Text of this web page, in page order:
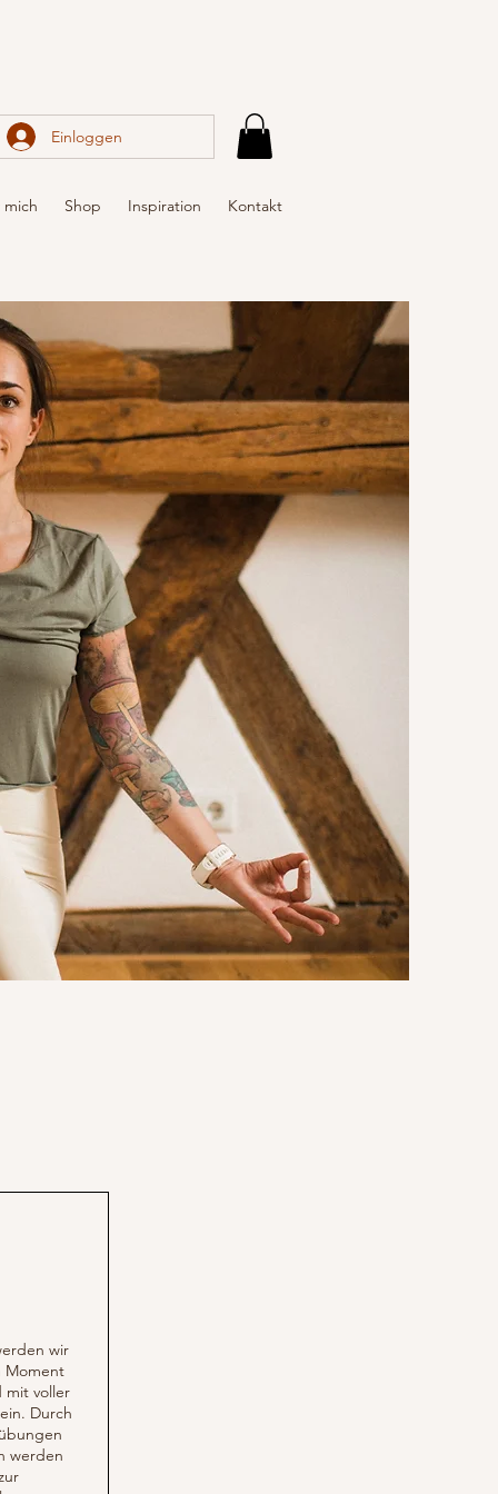
Einloggen
mich Shop Inspiration Kontakt
wir
Moment
mit voller
Durch
werden